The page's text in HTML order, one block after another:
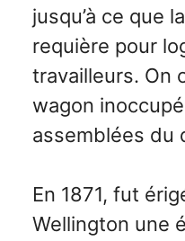
jusqu’à ce que
requière pour
travailleurs. On
wagon
assemblées du
En 1871, fut
Wellington une